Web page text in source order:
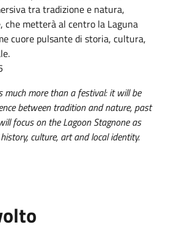
tra tradizione e natura,
che metterà al centro la Laguna
cuore pulsante di storia, cultura,
much more than a festival: it will be
between tradition and nature, past
focus on the Lagoon Stagnone as
culture, art and local identity.